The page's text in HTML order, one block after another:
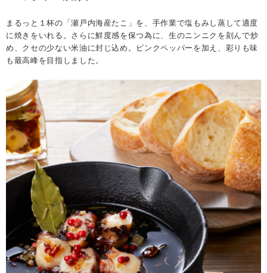
まるっと１杯の「瀬戸内海産たこ」を、手作業で塩もみし蒸して適度
に焼きをいれる。さらに鮮度感を保つ為に、 生のニンニクを刻んで炒
め、クセの少ない米油に封じ込め。ピンクペッパーを加え、彩りも味
も最高峰を目指しました。